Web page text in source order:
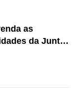
as
da Junta
de Ver